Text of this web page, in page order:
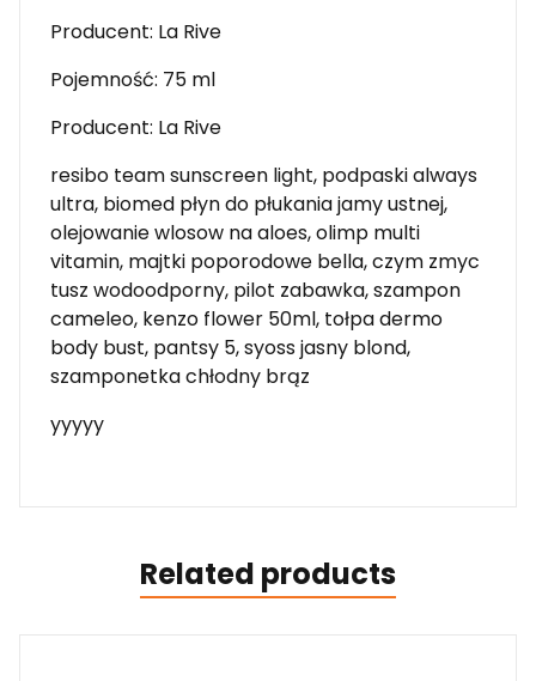
Producent: La Rive
Pojemność: 75 ml
Producent: La Rive
resibo team sunscreen light, podpaski always
ultra, biomed płyn do płukania jamy ustnej,
olejowanie wlosow na aloes, olimp multi
vitamin, majtki poporodowe bella, czym zmyc
tusz wodoodporny, pilot zabawka, szampon
cameleo, kenzo flower 50ml, tołpa dermo
body bust, pantsy 5, syoss jasny blond,
szamponetka chłodny brąz
yyyyy
Related products